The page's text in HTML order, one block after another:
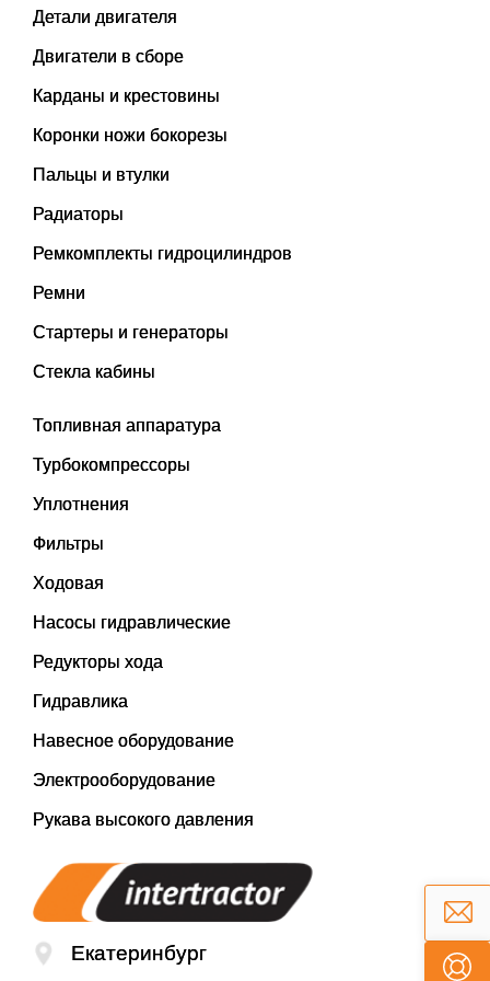
Детали двигателя
Двигатели в сборе
Карданы и крестовины
Коронки ножи бокорезы
Пальцы и втулки
Радиаторы
Ремкомплекты гидроцилиндров
Ремни
Стартеры и генераторы
Стекла кабины
Топливная аппаратура
Турбокомпрессоры
Уплотнения
Фильтры
Ходовая
Насосы гидравлические
Редукторы хода
Гидравлика
Навесное оборудование
Электрооборудование
Рукава высокого давления
Екатеринбург